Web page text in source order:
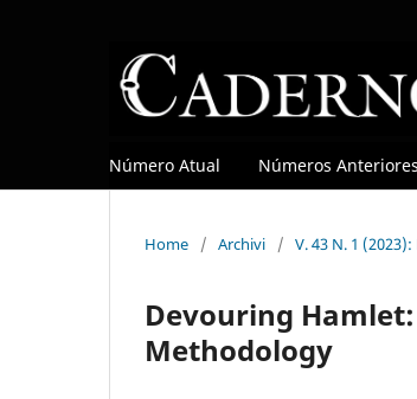
Número Atual Números Anteriores
Home / Archivi / V. 43 N. 1
Devouring
Methodology